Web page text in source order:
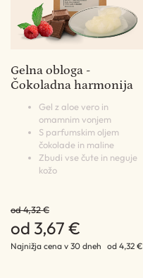
Gelna obloga -
Čokoladna harmonija
Gel z aloe vero in
omamnim vonjem
S parfumskim oljem
čokolade in maline
Zbudi vse čute in neguje
kožo
od 4,32 €
od 3,67 €
Najnižja cena v 30 dneh od 4,32 €